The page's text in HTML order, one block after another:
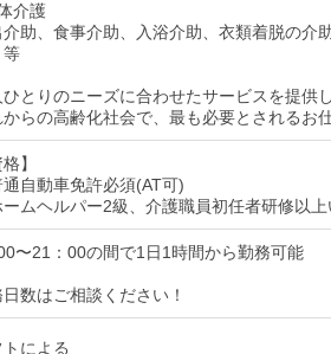
介護
介助、食事介助、入浴介助、衣類着脱の介
等
とりのニーズに合わせたサービスを提供し
からの高齢化社会で、最も必要とされるお
格】
通自動車免許必須(AT可)
ームヘルパー2級、介護職員初任者研修以
〜21：00の間で1日1時間から勤務可能
数はご相談ください！
トによる